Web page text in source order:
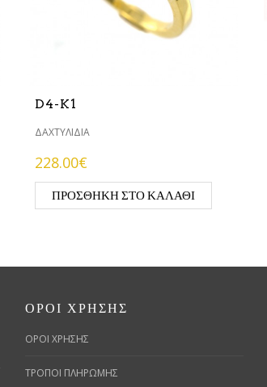
D4-K1
ΔΑΧΤΥΛΊΔΙΑ
228.00€
ΠΡΟΣΘΉΚΗ ΣΤΟ ΚΑΛΆΘΙ
ΌΡΟΙ ΧΡΉΣΗΣ
ΟΡΟΙ ΧΡΗΣΗΣ
ΤΡΟΠΟΙ ΠΛΗΡΩΜΗΣ